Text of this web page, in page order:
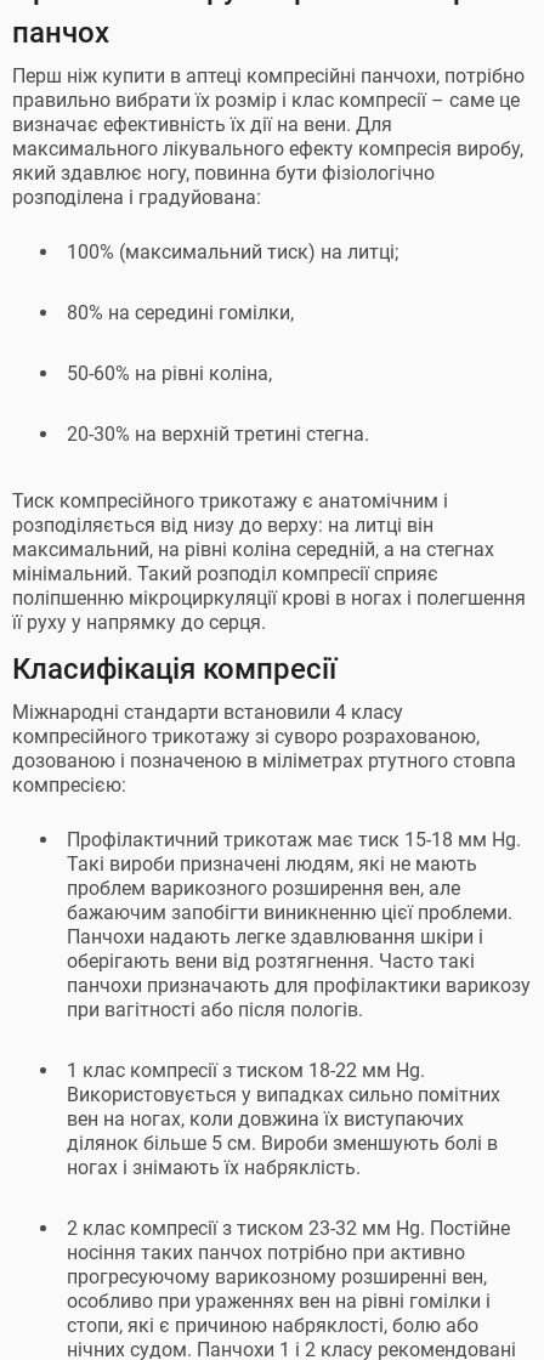
панчох
Перш ніж купити в аптеці компресійні панчохи, потрібно
правильно вибрати їх розмір і клас компресії – саме це
визначає ефективність їх дії на вени. Для
максимального лікувального ефекту компресія виробу,
який здавлює ногу, повинна бути фізіологічно
розподілена і градуйована:
100% (максимальний тиск) на литці;
80% на середині гомілки,
50-60% на рівні коліна,
20-30% на верхній третині стегна.
Тиск компресійного трикотажу є анатомічним і
розподіляється від низу до верху: на литці він
максимальний, на рівні коліна середній, а на стегнах
мінімальний. Такий розподіл компресії сприяє
поліпшенню мікроциркуляції крові в ногах і полегшення
її руху у напрямку до серця.
Класифікація компресії
Міжнародні стандарти встановили 4 класу
компресійного трикотажу зі суворо розрахованою,
дозованою і позначеною в міліметрах ртутного стовпа
компресією:
Профілактичний трикотаж має тиск 15-18 мм Hg.
Такі вироби призначені людям, які не мають
проблем варикозного розширення вен, але
бажаючим запобігти виникненню цієї проблеми.
Панчохи надають легке здавлювання шкіри і
оберігають вени від розтягнення. Часто такі
панчохи призначають для профілактики варикозу
при вагітності або після пологів.
1 клас компресії з тиском 18-22 мм Hg.
Використовується у випадках сильно помітних
вен на ногах, коли довжина їх виступаючих
ділянок більше 5 см. Вироби зменшують болі в
ногах і знімають їх набряклість.
2 клас компресії з тиском 23-32 мм Hg. Постійне
носіння таких панчох потрібно при активно
прогресуючому варикозному розширенні вен,
особливо при ураженнях вен на рівні гомілки і
стопи, які є причиною набряклості, болю або
нічних судом. Панчохи 1 і 2 класу рекомендовані